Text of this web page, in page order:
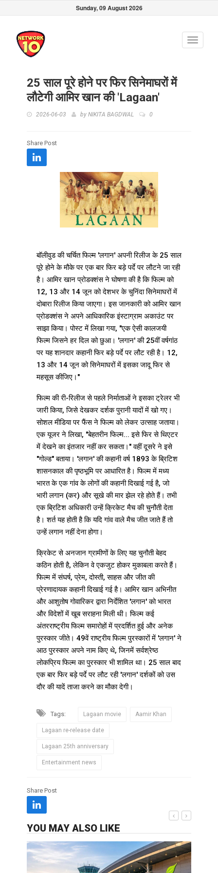
Sunday, 09 August 2026
Toggle
25 साल पूरे होने पर फिर सिनेमाघरों में
लौटेगी आमिर खान की 'Lagaan'
2026-06-03 by NIKITA BAGDWAL 0
Share Post
बॉलीवुड की चर्चित फिल्म 'लगान' अपनी रिलीज के 25 साल
पूरे होने के मौके पर एक बार फिर बड़े पर्दे पर लौटने जा रही
है। आमिर खान प्रोडक्शंस ने घोषणा की है कि फिल्म को
12, 13 और 14 जून को देशभर के चुनिंदा सिनेमाघरों में
दोबारा रिलीज किया जाएगा। इस जानकारी को आमिर खान
प्रोडक्शंस ने अपने आधिकारिक इंस्टाग्राम अकाउंट पर
साझा किया। पोस्ट में लिखा गया, "एक ऐसी कालजयी
फिल्म जिसने हर दिल को छुआ। 'लगान' की 25वीं वर्षगांठ
पर यह शानदार कहानी फिर बड़े पर्दे पर लौट रही है। 12,
13 और 14 जून को सिनेमाघरों में इसका जादू फिर से
महसूस कीजिए।"
फिल्म की री-रिलीज से पहले निर्माताओं ने इसका ट्रेलर भी
जारी किया, जिसे देखकर दर्शक पुरानी यादों में खो गए।
सोशल मीडिया पर फैंस ने फिल्म को लेकर उत्साह जताया।
एक यूजर ने लिखा, "बेहतरीन फिल्म... इसे फिर से थिएटर
में देखने का इंतजार नहीं कर सकता।" वहीं दूसरे ने इसे
"गोल्ड" बताया। 'लगान' की कहानी वर्ष 1893 के ब्रिटिश
शासनकाल की पृष्ठभूमि पर आधारित है। फिल्म में मध्य
भारत के एक गांव के लोगों की कहानी दिखाई गई है, जो
भारी लगान (कर) और सूखे की मार झेल रहे होते हैं। तभी
एक ब्रिटिश अधिकारी उन्हें क्रिकेट मैच की चुनौती देता
है। शर्त यह होती है कि यदि गांव वाले मैच जीत जाते हैं तो
उन्हें लगान नहीं देना होगा।
क्रिकेट से अनजान ग्रामीणों के लिए यह चुनौती बेहद
कठिन होती है, लेकिन वे एकजुट होकर मुकाबला करते हैं।
फिल्म में संघर्ष, प्रेम, दोस्ती, साहस और जीत की
प्रेरणादायक कहानी दिखाई गई है। आमिर खान अभिनीत
और आशुतोष गोवारिकर द्वारा निर्देशित 'लगान' को भारत
और विदेशों में खूब सराहना मिली थी। फिल्म कई
अंतरराष्ट्रीय फिल्म समारोहों में प्रदर्शित हुई और अनेक
पुरस्कार जीते। 49वें राष्ट्रीय फिल्म पुरस्कारों में 'लगान' ने
आठ पुरस्कार अपने नाम किए थे, जिनमें सर्वश्रेष्ठ
लोकप्रिय फिल्म का पुरस्कार भी शामिल था। 25 साल बाद
एक बार फिर बड़े पर्दे पर लौट रही 'लगान' दर्शकों को उस
दौर की यादें ताजा करने का मौका देगी।
Tags: Lagaan movie Aamir Khan
Lagaan re-release date
Lagaan 25th anniversary
Entertainment news
Share Post
YOU MAY ALSO LIKE